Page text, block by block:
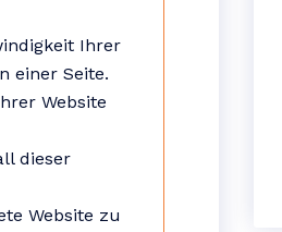
Ihrer
einer Seite.
Website
dieser
Website zu